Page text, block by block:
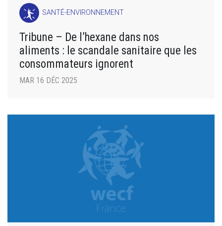
SANTÉ-ENVIRONNEMENT
Tribune – De l’hexane dans nos
aliments : le scandale sanitaire que les
consommateurs ignorent
MAR 16 DÉC 2025